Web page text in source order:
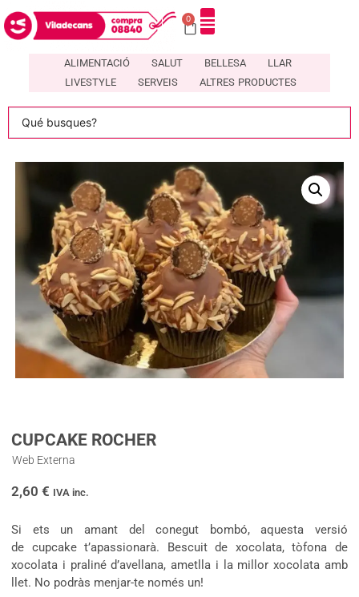
0
ALIMENTACIÓ SALUT BELLESA
LLAR
LIVESTYLE
SERVEIS ALTRES PRODUCTES
CUPCAKE ROCHER
Web Externa
2,60 € IVA inc.
Si ets un amant del conegut bombó, aquesta versió
de cupcake t’apassionarà. Bescuit de xocolata, tòfona de
xocolata i praliné d’avellana, ametlla i la millor xocolata amb
llet. No podràs menjar-te només un!